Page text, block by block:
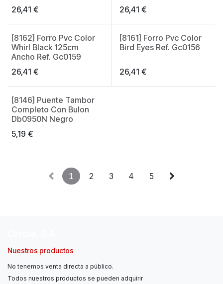
26,41 €
26,41 €
[8162] Forro Pvc Color
Whirl Black 125cm
Ancho Ref. Gc0159
26,41 €
[8161] Forro Pvc Color
Bird Eyes Ref. Gc0156
26,41 €
[8146] Puente Tambor
Completo Con Bulon
Db0950N Negro
5,19 €
1 2 3 4 5
Nuestros productos
No tenemos venta directa a público.
Todos nuestros productos se pueden adquirir